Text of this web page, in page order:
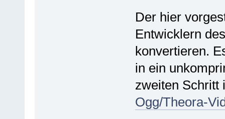
Der hier
Entwicklern
konvertieren.
in ein
zweiten Schritt
Ogg/Theora-